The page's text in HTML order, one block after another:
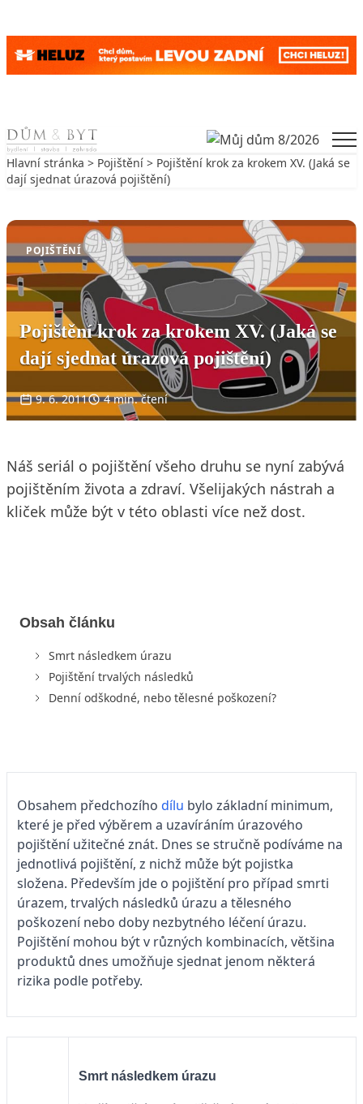
Skip to content
Hlavní stránka > Pojištění > Pojištění krok za krokem XV. (Jaká se
dají sjednat úrazová pojištění)
POJIŠTĚNÍ
Pojištění krok za krokem XV. (Jaká se
dají sjednat úrazová pojištění)
9. 6. 2011 4 min. čtení
Náš seriál o pojištění všeho druhu se nyní zabývá
pojištěním života a zdraví. Všelijakých nástrah a
kliček může být v této oblasti více než dost.
Obsah článku
Smrt následkem úrazu
Pojištění trvalých následků
Denní odškodné, nebo tělesné poškození?
Obsahem předchozího dílu bylo základní minimum,
které je před výběrem a uzavíráním úrazového
pojištění užitečné znát. Dnes se stručně podíváme na
jednotlivá pojištění, z nichž může být pojistka
složena. Především jde o pojištění pro případ smrti
úrazem, trvalých následků úrazu a tělesného
poškození nebo doby nezbytného léčení úrazu.
Pojištění mohou být v různých kombinacích, většina
produktů dnes umožňuje sjednat jenom některá
rizika podle potřeby.
Smrt následkem úrazu